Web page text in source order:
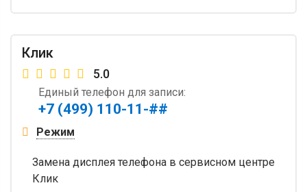
Клик
5.0
Единый телефон для записи:
+7 (499) 110-11-##
Режим
Замена дисплея телефона в сервисном центре
Клик